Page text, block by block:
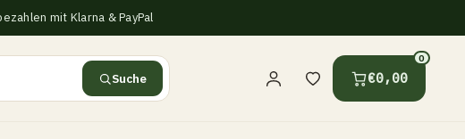
mit Klarna & PayPal
Suche €0,00
0